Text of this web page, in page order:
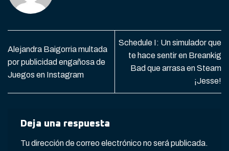
Alejandra Baigorria multada
por publicidad engañosa de
Juegos en Instagram
Schedule I: Un simulador que
te hace sentir en Breankig
Bad que arrasa en Steam
¡Jesse!
Deja una respuesta
Tu dirección de correo electrónico no será publicada.